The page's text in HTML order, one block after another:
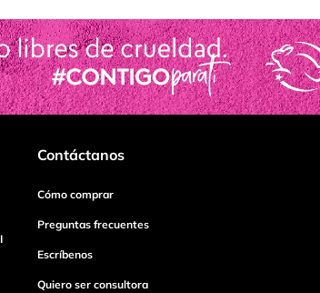
Contáctanos
Cómo comprar
Preguntas frecuentes
Escríbenos
Quiero ser consultora